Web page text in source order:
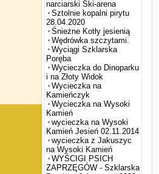
narciarski Ski-arena
Sztolnie kopalni pirytu
28.04.2020
Śnieżne Kotły jesienią
Wędrówka szczytami.
Wyciągi Szklarska
Poręba
Wycieczka do Dinoparku
i na Złoty Widok
Wycieczka na
Kamieńczyk
Wycieczka na Wysoki
Kamień
wycieczka na Wysoki
Kamień Jesień 02.11.2014
wycieczka z Jakuszyc
na Wysoki Kamień
WYŚCIGI PSICH
ZAPRZĘGÓW - Szklarska